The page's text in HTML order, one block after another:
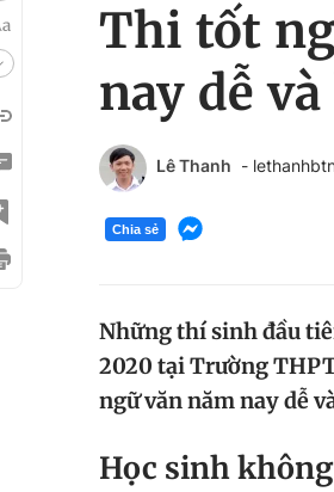
Thi tốt
nay dễ
Lê Thanh -
Chia sẻ
Những thí sinh đầu
2020 tại Trường
ngữ văn năm nay dễ
Học sinh